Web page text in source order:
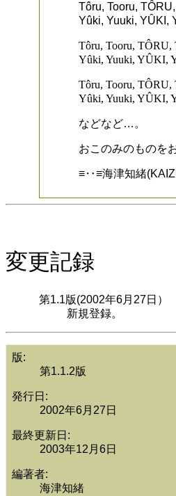
Tôru, Tooru,
Yûki, Yuuki, YÛKI,
Tôru, Tooru,
Yûki, Yuuki, YÛKI,
Tôru, Tooru,
Yûki, Yuuki, YÛKI,
などなど…。
おこのみのものを
≡‥≡海津知緒
変更記録
第1.1版(2002年6月27日）
新規登録。
版:
第1.1.2版
発行日:
2002年6月27日
最終更新日:
2003年12月6日
編著者:
海津知緒